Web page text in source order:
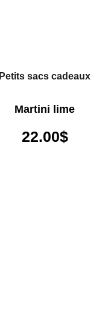
Petits sacs cadeaux
Martini lime
22.00$